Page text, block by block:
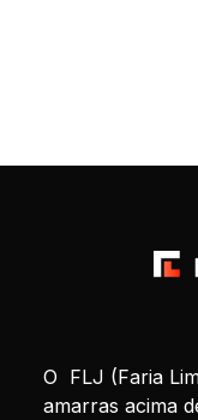
O FLJ (Faria
amarras acima